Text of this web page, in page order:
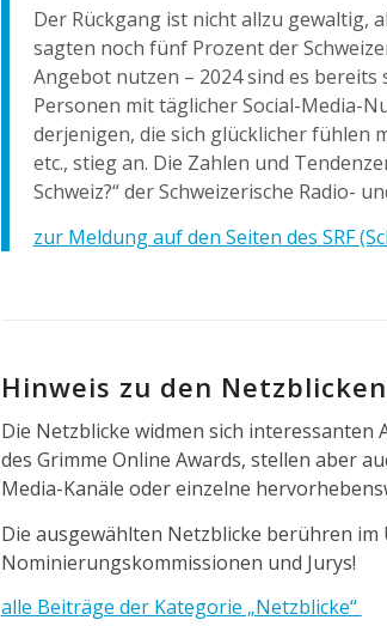
Der Rückgang ist nicht allzu gewaltig,
sagten noch fünf Prozent der
Angebot nutzen – 2024 sind es bereits
Personen mit täglicher Social-Media-
derjenigen, die sich glücklicher fühlen
etc., stieg an. Die Zahlen und
Schweiz?“ der Schweizerische Radio-
zur Meldung auf den Seiten des SRF
Hinweis zu den
Die Netzblicke widmen sich
des Grimme Online Awards, stellen aber
Media-Kanäle oder einzelne
Die ausgewählten Netzblicke berühren
Nominierungskommissionen und Jurys!
alle Beiträge der Kategorie „Netzblicke“